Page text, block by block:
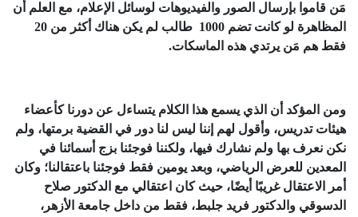
مَن قاموا بإرسال الصور والفيديوهات لوسائل الإعلام، مع العلم أن
المظاهرة لو كانت تضم 1000 طالب لم يكن هناك أكثر من 20
فقط هم مَن يرتدي هذه الماسكات.
ومن المؤكد أن الذي يسمع هذا الكلام يتساءل عن دورنا كأعضاء
هيئات تدريس، وأقول لهم إننا ليس لنا دور في القضية برمتها، ولم
نكن نعرف بها ولم نشارك فيها، ولكننا فوجئنا بزج أسمائنا في
المعدين للعرض الرياضي، وبعد يومين فقط فوجئنا باعتقالنا؛ وكان
أمر الاعتقال غريبًا أيضًا، حيث كان اعتقالي مع الدكتور صلاح
الدسوقي والدكتور فريد جلبط، فقط من داخل جامعة الأزهر،